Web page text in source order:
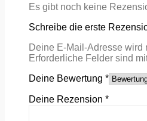
Es gibt noch keine
Schreibe die erste
Deine E-Mail-Adresse wird
Erforderliche Felder sind
Deine Bewertung *
Deine Rezension *